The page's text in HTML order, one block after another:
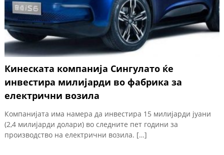
Кинеската компанија Сингулато ќе
инвестира милијарди во фабрика за
електрични возила
Компанијата има намера да инвестира 15 милијарди јуани
(2,4 милијарди долари) во следните пет години за
производство на електрични возила. […]